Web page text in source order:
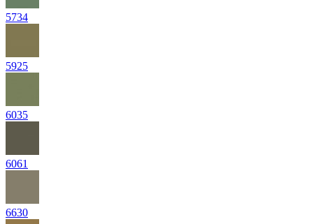
5734
5925
6035
6061
6630